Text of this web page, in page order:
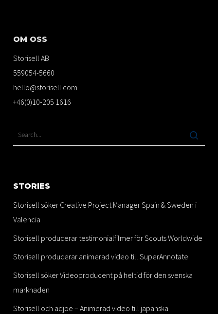
OM OSS
Storisell AB
559054-5660
hello@storisell.com
+46(0)10-205 1616
STORIES
Storisell söker Creative Project Manager Spain & Sweden i
Valencia
Storisell producerar testimonialfilmer för Scouts Worldwide
Storisell producerar animerad video till SuperAnnotate
Storisell söker Videoproducent på heltid för den svenska
marknaden
Storisell och adjoe – Animerad video till japanska